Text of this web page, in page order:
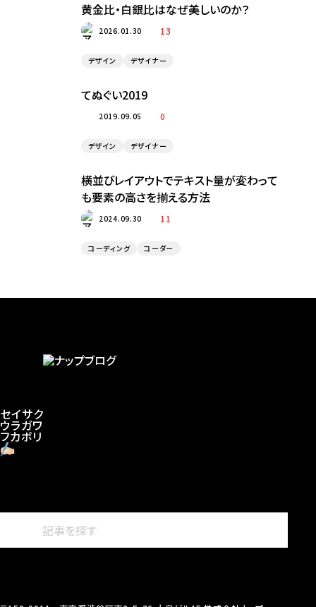
黄金比・白銀比はなぜ美しいのか？
2026.01.30 13
デザイン デザイナー
てぬぐい2019
2019.09.05 0
デザイン デザイナー
横並びレイアウトでテキスト量が変わって
も要素の高さを揃える方法
2024.09.30 11
コーディング コーダー
セイサク
ウラガワ
フカボリ